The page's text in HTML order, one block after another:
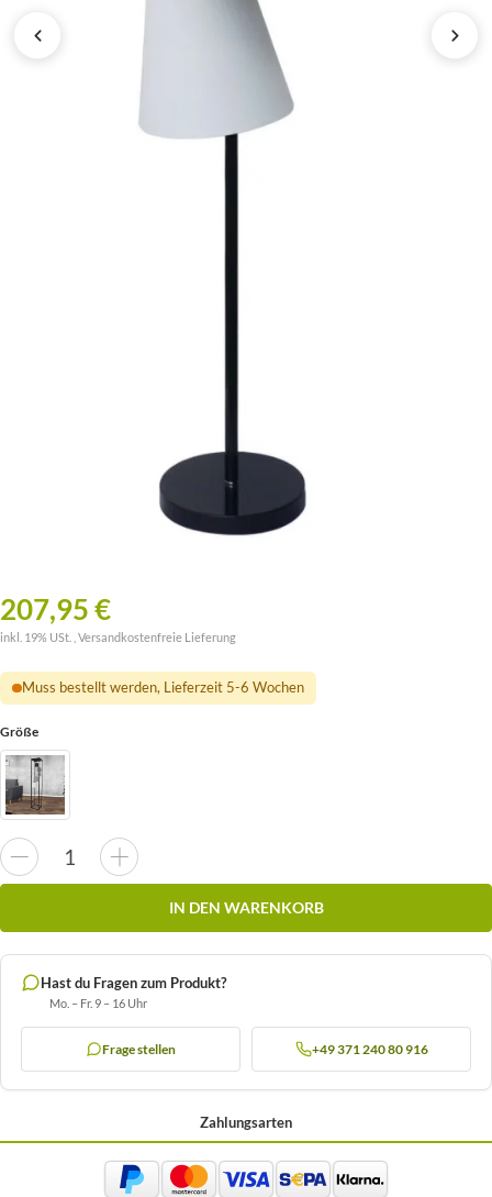
207,95 €
inkl. 19% USt. , Versandkostenfreie Lieferung
Muss bestellt werden, Lieferzeit 5-6 Wochen
Größe
IN DEN WARENKORB
Hast du Fragen zum Produkt?
Mo. – Fr. 9 – 16 Uhr
Frage stellen +49 371 240 80 916
Zahlungsarten